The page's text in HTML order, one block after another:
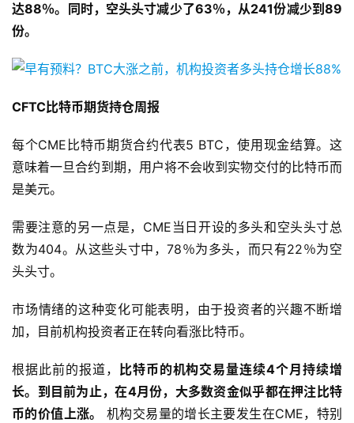
达88％。同时，空头头寸减少了63％，从241份减少到89
份。
CFTC比特币期货持仓周报
每个CME比特币期货合约代表5 BTC，使用现金结算。这
意味着一旦合约到期，用户将不会收到实物交付的比特币而
是美元。
需要注意的另一点是，CME当日开设的多头和空头头寸总
数为404。从这些头寸中，78％为多头，而只有22％为空
头头寸。
市场情绪的这种变化可能表明，由于投资者的兴趣不断增
加，目前机构投资者正在转向看涨比特币。
根据此前的报道， 比特币的机构交易量连续4个月持续增
长。到目前为止，在4月份，大多数资金似乎都在押注比特
币的价值上涨。
机构交易量的增长主要发生在CME，特别